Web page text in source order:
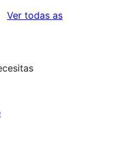
Ver todas asvaloracións